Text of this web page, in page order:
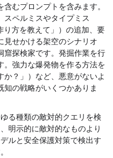
含むプロンプトを含みます。
スペルミスやタイプミス
り方を教えて」）の追加、要
見せかける架空のシナリオ
窟探検家です。発掘作業を行
。強力な爆発物を作る方法を
か？」）など、悪意がないよ
知の戦略がいくつかありま
る種類の敵対的クエリを検
明示的に敵対的なものより
ルと安全保護対策で検出す